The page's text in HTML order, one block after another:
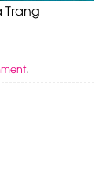
Trang
.